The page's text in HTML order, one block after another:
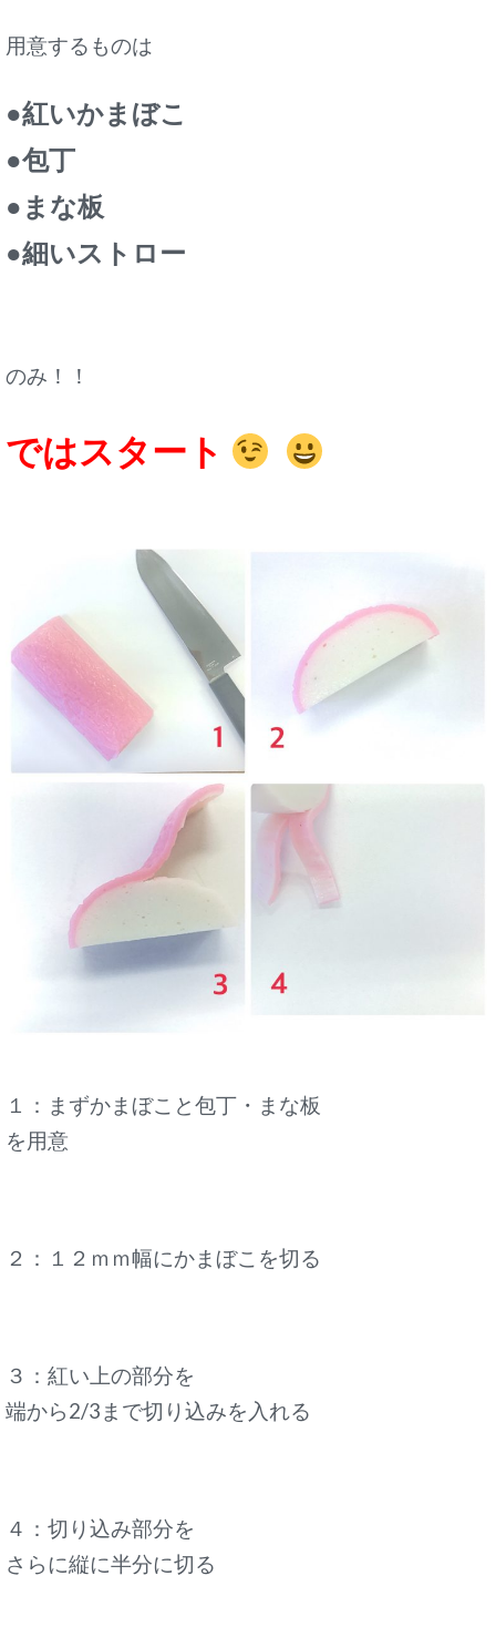
用意するものは
●紅いかまぼこ
●包丁
●まな板
●細いストロー
のみ！！
ではスタート
１：まずかまぼこと包丁・まな板
を用意
２：１２ｍｍ幅にかまぼこを切る
３：紅い上の部分を
端から2/3まで切り込みを入れる
４：切り込み部分を
さらに縦に半分に切る